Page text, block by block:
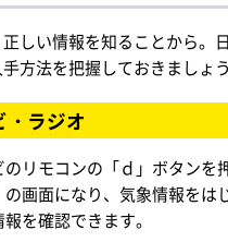
しい情報を知ることから。
方法を把握しておきましょう
・ラジオ
のリモコンの「ｄ」ボタンを
の画面になり、気象情報をは
を確認できます。